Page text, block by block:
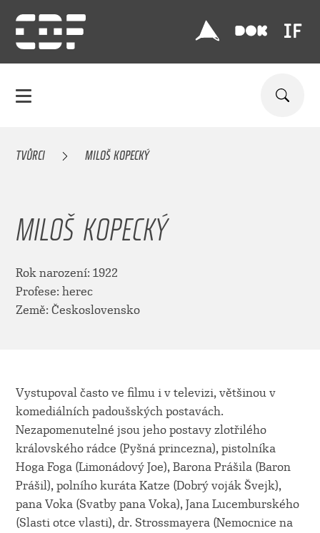
TVŮRCI MILOŠ KOPECKÝ
MILOŠ KOPECKÝ
Rok narození: 1922
Profese: herec
Země: Československo
Vystupoval často ve filmu i v televizi, většinou v
komediálních padoušských postavách.
Nezapomenutelné jsou jeho postavy zlotřilého
královského rádce (Pyšná princezna), pistolníka
Hoga Foga (Limonádový Joe), Barona Prášila (Baron
Prášil), polního kuráta Katze (Dobrý voják Švejk),
pana Voka (Svatby pana Voka), Jana Lucemburského
(Slasti otce vlasti), dr. Strossmayera (Nemocnice na